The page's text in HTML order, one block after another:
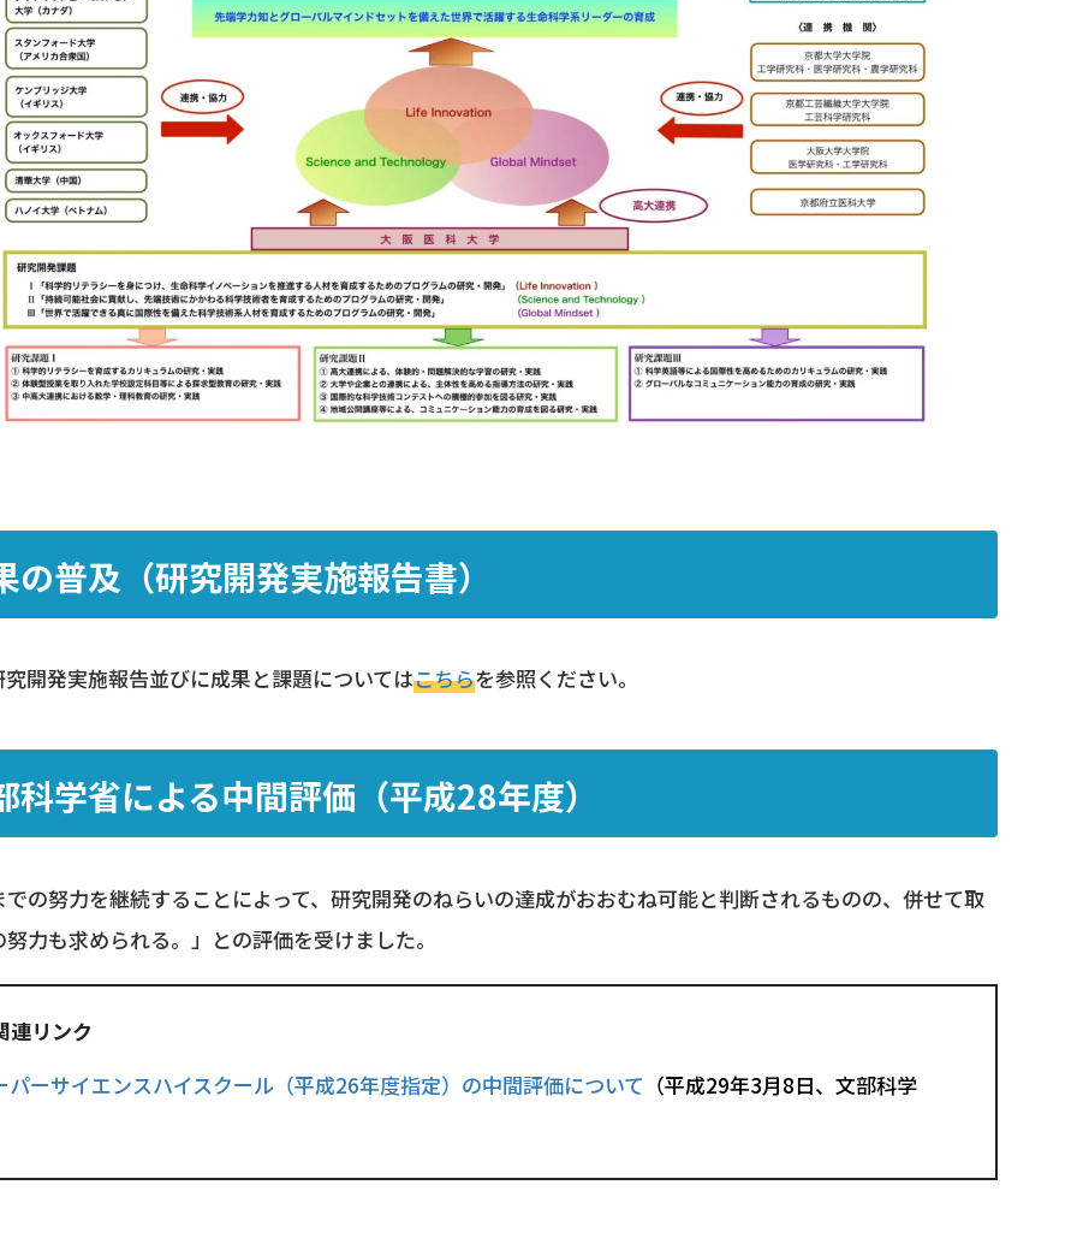
の普及（研究開発実施報告書）
開発実施報告並びに成果と課題についてはこちらを参照ください。
科学省による中間評価（平成28年度）
での努力を継続することによって、研究開発のねらいの達成がおおむね可能と判断されるものの、併せて取
力も求められる。」との評価を受けました。
連リンク
パーサイエンスハイスクール（平成26年度指定）の中間評価について （平成29年3月8日、文部科学